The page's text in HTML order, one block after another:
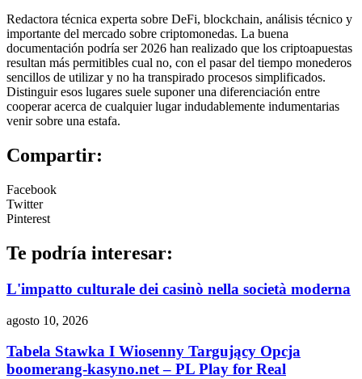
Redactora técnica experta sobre DeFi, blockchain, análisis técnico y
importante del mercado sobre criptomonedas. La buena
documentación podrí­a ser 2026 han realizado que los criptoapuestas
resultan más permitibles cual no, con el pasar del tiempo monederos
sencillos de utilizar y no ha transpirado procesos simplificados.
Distinguir esos lugares suele suponer una diferenciación entre
cooperar acerca de cualquier lugar indudablemente indumentarias
venir sobre una estafa.
Compartir:
Facebook
Twitter
Pinterest
Te podría interesar:
L'impatto culturale dei casinò nella società moderna
agosto 10, 2026
Tabela Stawka I Wiosenny Targujący Opcja
boomerang-kasyno.net – PL Play for Real